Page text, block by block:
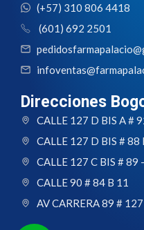
(+57) 310 806 4418
(601) 692 2501
Direcciones
CALLE 127 D BIS A #
CALLE 127 D BIS # 88
CALLE 127 C BIS # 89
CALLE 90 # 84 B 11
AV CARRERA 89 #